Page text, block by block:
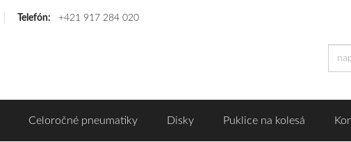
Telefón: +421 917 284 020
Celoročné pneumatiky Disky Puklice na kolesá